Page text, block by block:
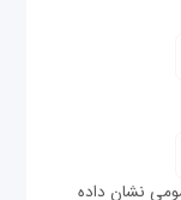
نشان داده